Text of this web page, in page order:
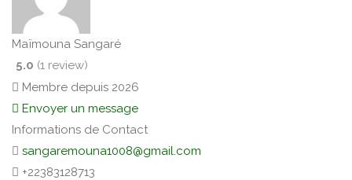
Maïmouna Sangaré
5.0 (1 review)
Membre depuis 2026
Envoyer un message
Informations de Contact
sangaremouna1008@gmail.com
+22383128713